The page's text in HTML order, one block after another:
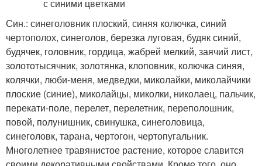
Син.: синеголовник плоский, синяя колючка, синий
чертополох, синеголов, березка луговая, будяк синий,
будячек, головник, гордица, жабрей мелкий, заячий лист,
золототысячник, золотянка, клоповник, колючка синяя,
колячки, люби-меня, медведки, миколайки, миколайчики
плоские (синие), миколайцы, миколки, николаец, пальчик,
перекати-поле, перелет, перелетник, переполошник,
повой, полунишник, свинушка, синеголовица,
синеголовк, тарана, чертогон, чертопугальник.
Многолетнее травянистое растение, которое славится